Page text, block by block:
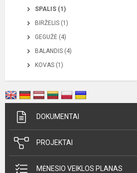
SPALIS (1)
BIRŽELIS (1)
GEGUŽĖ (4)
BALANDIS (4)
KOVAS (1)
DOKUMENTAI
PROJEKTAI
MĖNESIO VEIKLOS PLANAS